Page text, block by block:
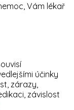
Vám lékař
účinky
zárazy,
závislost